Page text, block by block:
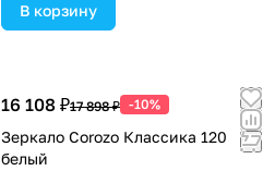
В корзину
16 108 ₽17 898 ₽ -10%
Зеркало Corozo Классика 120
белый